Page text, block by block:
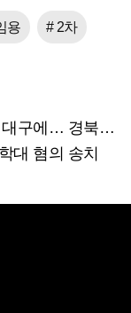
용 # 2차
골든타임 사각지대
대 혐의 송치